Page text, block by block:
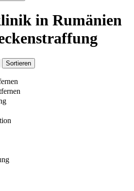
in Rumänien
Sortieren